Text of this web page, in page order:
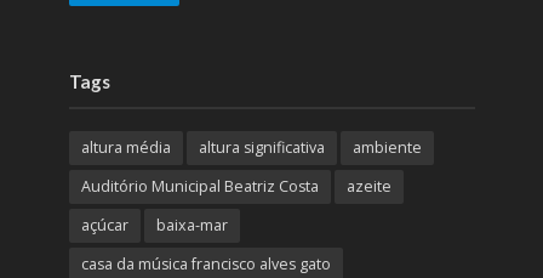
Tags
altura média altura significativa
ambiente
Auditório Municipal Beatriz Costa
azeite
açúcar
baixa-mar
casa da música francisco alves gato